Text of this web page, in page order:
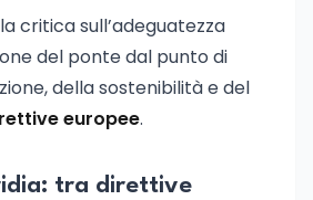
critica sull’adeguatezza
del ponte dal punto di
della sostenibilità e del
europee.
tra direttive